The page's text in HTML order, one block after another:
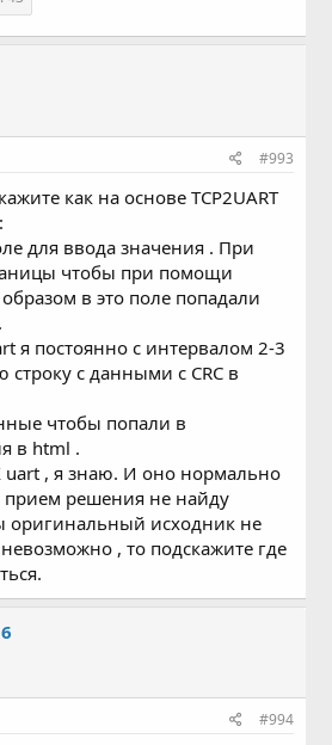
#993
как на основе TCP2UART
для ввода значения . При
чтобы при помощи
в это поле попадали
я постоянно с интервалом 2-3
строку с данными с CRC в
чтобы попали в
в html .
uart , я знаю. И оно нормально
прием решения не найду
оригинальный исходник не
, то подскажите где
#994